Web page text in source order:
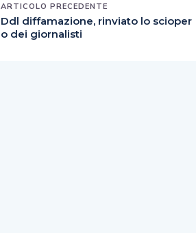
ARTICOLO PRECEDENTE
Ddl diffamazione, rinviato lo scioper
o dei giornalisti